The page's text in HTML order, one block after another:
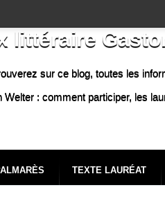
littéraire
sur ce blog, toutes les
Welter : comment participer, les
TEXTE LAURÉAT